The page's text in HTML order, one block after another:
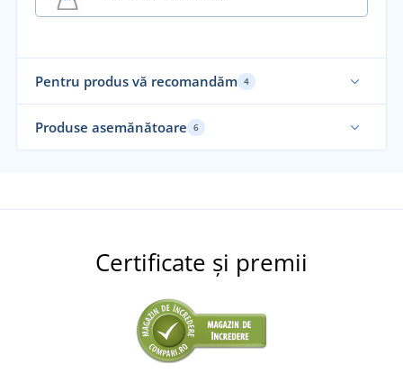
Pentru produs vă recomandăm 4
Alegerea noastră
Produse asemănătoare 6
Certificate și premii